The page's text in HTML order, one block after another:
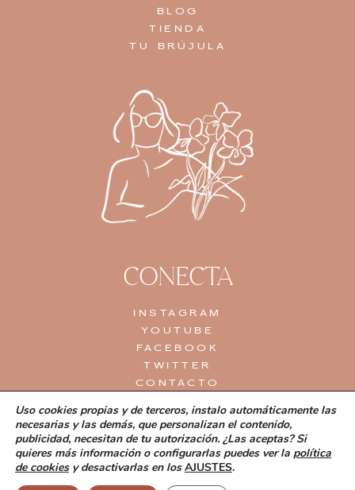
BLOG
TIENDA
TU BRÚJULA
CONECTA
INSTAGRAM
YOUTUBE
FACEBOOK
TWITTER
CONTACTO
© Suddenly This| Diseño Patricia Quintas Studio
Uso cookies propias y de terceros, instalo automáticamente las
necesarias y las demás, que personalizan el contenido,
publicidad, necesitan de tu autorización. ¿Las aceptas? Si
quieres más información o configurarlas puedes ver la política
de cookiesy desactivarlas en los AJUSTES.